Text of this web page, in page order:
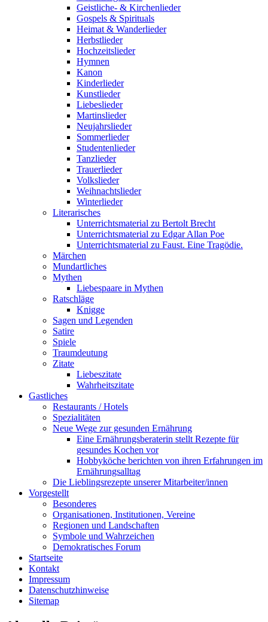
Geistliche- & Kirchenlieder
Gospels & Spirituals
Heimat & Wanderlieder
Herbstlieder
Hochzeitslieder
Hymnen
Kanon
Kinderlieder
Kunstlieder
Liebeslieder
Martinslieder
Neujahrslieder
Sommerlieder
Studentenlieder
Tanzlieder
Trauerlieder
Volkslieder
Weihnachtslieder
Winterlieder
Literarisches
Unterrichtsmaterial zu Bertolt Brecht
Unterrichtsmaterial zu Edgar Allan Poe
Unterrichtsmaterial zu Faust. Eine Tragödie.
Märchen
Mundartliches
Mythen
Liebespaare in Mythen
Ratschläge
Knigge
Sagen und Legenden
Satire
Spiele
Traumdeutung
Zitate
Liebeszitate
Wahrheitszitate
Gastliches
Restaurants / Hotels
Spezialitäten
Neue Wege zur gesunden Ernährung
Eine Ernährungsberaterin stellt Rezepte für
gesundes Kochen vor
Hobbyköche berichten von ihren Erfahrungen im
Ernährungsalltag
Die Lieblingsrezepte unserer Mitarbeiter/innen
Vorgestellt
Besonderes
Organisationen, Institutionen, Vereine
Regionen und Landschaften
Symbole und Wahrzeichen
Demokratisches Forum
Startseite
Kontakt
Impressum
Datenschutzhinweise
Sitemap